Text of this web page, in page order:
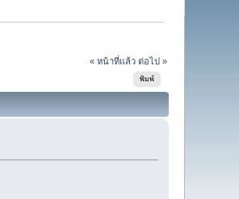
« หน้าที่แล้ว ต่อไป »
พิมพ์